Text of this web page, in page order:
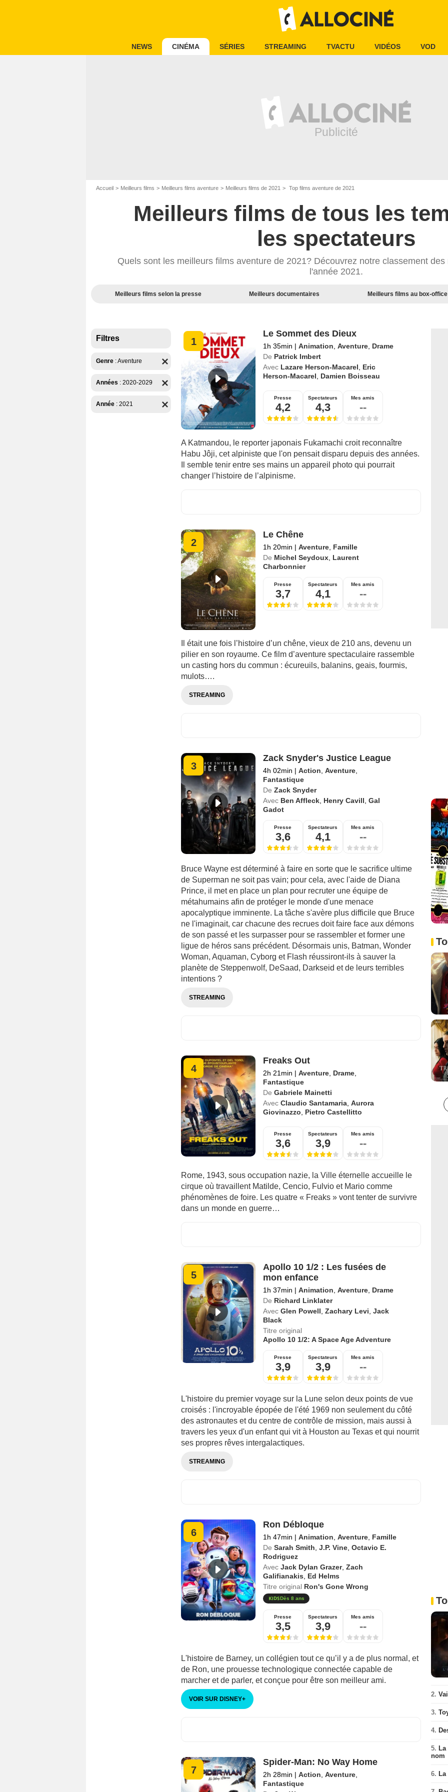
NEWS CINÉMA SÉRIES STREAMING TVACTU VIDÉOS VOD
Accueil Meilleurs films Meilleurs films aventure Meilleurs films de 2021 Top films aventure de 2021
Meilleurs films de tous les
les spectateurs
Quels sont les meilleurs films aventure de 2021? Découvrez notre classement
l'année 2021.
Meilleurs films selon la presse Meilleurs documentaires Meilleurs films au box-office
Filtres
Genre :Aventure
Années : 2020-2029
Année : 2021
1
Le Sommet des Dieux
1h 35min | Animation Aventure, Drame
De Patrick Imbert
Avec Lazare Herson-Macarel
Eric
Herson-Macarel
Damien Boisseau
Presse
4,2
Spectateurs
4,3
Mes amis
--
A Katmandou, le reporter japonais Fukamachi croit reconnaître
Habu Jôji, cet alpiniste que l'on pensait disparu depuis des années.
Il semble tenir entre ses mains un appareil photo qui pourrait
changer l’histoire de l’alpinisme.
2
Le Chêne
1h 20min | Aventure, Famille
De Michel Seydoux, Laurent
Charbonnier
Presse
3,7
Spectateurs
4,1
Mes amis
--
Il était une fois l’histoire d’un chêne, vieux de 210 ans, devenu un
pilier en son royaume. Ce film d’aventure spectaculaire rassemble
un casting hors du commun : écureuils, balanins, geais, fourmis,
mulots….
STREAMING
3
Zack Snyder's Justice League
4h 02min | Action Aventure,
Fantastique
De Zack Snyder
Avec Ben Affleck, Henry Cavill Gal
Gadot
Presse
3,6
Spectateurs
4,1
Mes amis
--
Bruce Wayne est déterminé à faire en sorte que le sacrifice ultime
de Superman ne soit pas vain; pour cela, avec l'aide de Diana
Prince, il met en place un plan pour recruter une équipe de
métahumains afin de protéger le monde d'une menace
apocalyptique imminente. La tâche s'avère plus difficile que Bruce
ne l'imaginait, car chacune des recrues doit faire face aux démons
de son passé et les surpasser pour se rassembler et former une
ligue de héros sans précédent. Désormais unis, Batman, Wonder
Woman, Aquaman, Cyborg et Flash réussiront-ils à sauver la
planète de Steppenwolf, DeSaad, Darkseid et de leurs terribles
intentions ?
STREAMING
4
Freaks Out
2h 21min | Aventure, Drame,
Fantastique
De Gabriele Mainetti
Avec Claudio Santamaria, Aurora
Giovinazzo
Pietro Castellitto
Presse
3,6
Spectateurs
3,9
Mes amis
--
Rome, 1943, sous occupation nazie, la Ville éternelle accueille le
cirque où travaillent Matilde, Cencio, Fulvio et Mario comme
phénomènes de foire. Les quatre « Freaks » vont tenter de survivre
dans un monde en guerre…
5
Apollo 10 1/2 : Les fusées de
mon enfance
1h 37min | Animation Aventure, Drame
De Richard Linklater
Avec Glen Powell Zachary Levi Jack
Black
Titre original
Apollo 10 1/2: A Space Age Adventure
Presse
3,9
Spectateurs
3,9
Mes amis
--
L'histoire du premier voyage sur la Lune selon deux points de vue
croisés : l'incroyable épopée de l'été 1969 non seulement du côté
des astronautes et du centre de contrôle de mission, mais aussi à
travers les yeux d'un enfant qui vit à Houston au Texas et qui nourrit
ses propres rêves intergalactiques.
STREAMING
6
Ron Débloque
1h 47min | Animation Aventure, Famille
De Sarah Smith J.P. Vine, Octavio E.
Rodriguez
Avec Jack Dylan Grazer, Zach
Galifianakis
Ed Helms
Titre original Ron's Gone Wrong
Dès 8 ans
Presse
3,5
Spectateurs
3,9
Mes amis
--
L'histoire de Barney, un collégien tout ce qu’il y a de plus normal, et
de Ron, une prouesse technologique connectée capable de
marcher et de parler, et conçue pour être son meilleur ami.
VOIR SUR DISNEY+
7
Spider-Man: No Way Home
2h 28min | Action Aventure,
Fantastique
2.
3.
4.
5.
nom
6.